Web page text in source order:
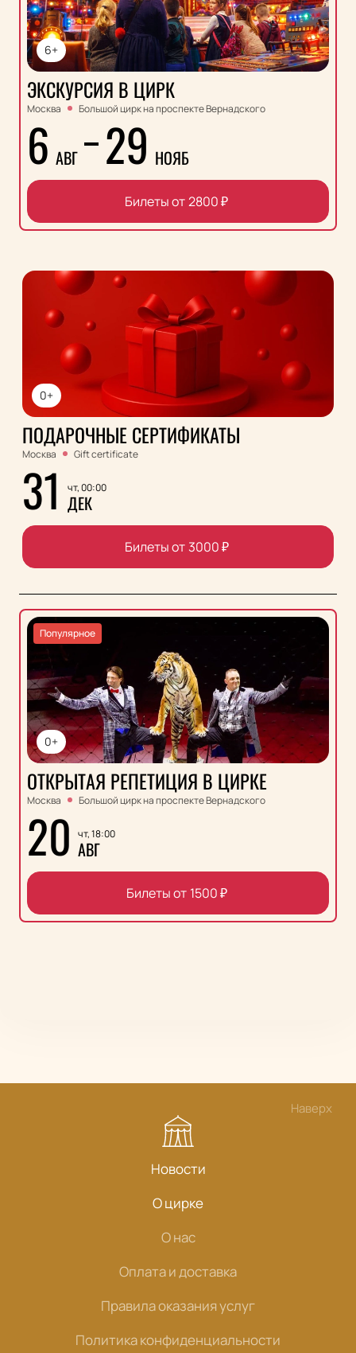
6+
ЭКСКУРСИЯ В ЦИРК
Москва Большой цирк на проспекте Вернадского
6 АВГ 29 НОЯБ
Билеты от2800₽
0+
ПОДАРОЧНЫЕ СЕРТИФИКАТЫ
Москва Gift certificate
31 чт, 00:00
ДЕК
Билеты от 3000₽
0+
Популярное
ОТКРЫТАЯ РЕПЕТИЦИЯ В ЦИРКЕ
Москва Большой цирк на проспекте Вернадского
20 чт, 18:00
АВГ
Билеты от 1500₽
Наверх
Новости
О цирке
О нас
Оплата и доставка
Правила оказания услуг
Политика конфиденциальности